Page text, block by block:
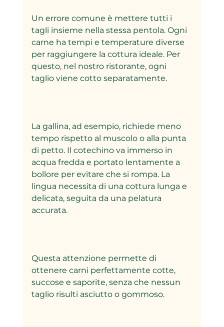
Un errore comune è mettere tutti i
tagli insieme nella stessa pentola. Ogni
carne ha tempi e temperature diverse
per raggiungere la cottura ideale. Per
questo, nel nostro ristorante, ogni
taglio viene cotto separatamente.
La gallina, ad esempio, richiede meno
tempo rispetto al muscolo o alla punta
di petto. Il cotechino va immerso in
acqua fredda e portato lentamente a
bollore per evitare che si rompa. La
lingua necessita di una cottura lunga e
delicata, seguita da una pelatura
accurata.
Questa attenzione permette di
ottenere carni perfettamente cotte,
succose e saporite, senza che nessun
taglio risulti asciutto o gommoso.